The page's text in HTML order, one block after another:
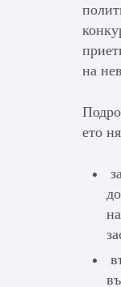
на
ето